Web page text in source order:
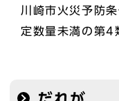
川崎市火災予防
定数量未満の第4